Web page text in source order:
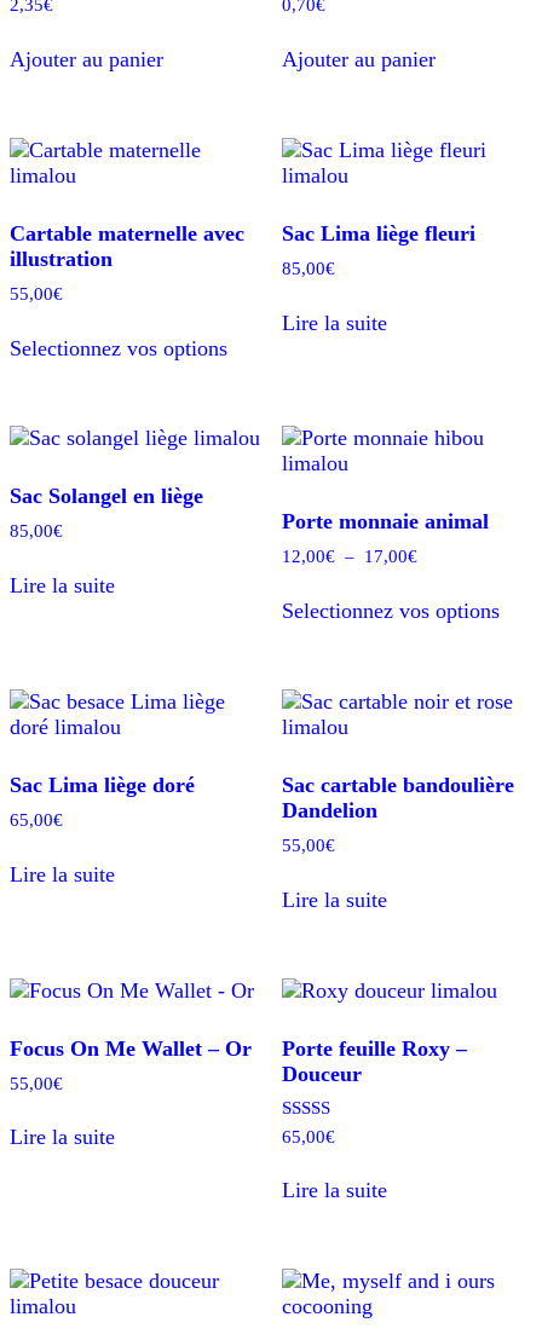
2,35€
Ajouter au panier
0,70€
Ajouter au panier
Cartable maternelle avec
illustration
55,00€
Selectionnez vos optionsproduit
variations.
Les
options
choisies
Sac Lima liège fleuri
85,00€
Lire la suite
Sac Solangel en liège
85,00€
Lire la suite
Porte monnaie animal
12,00€ – 17,00€Plage
12,00€
Selectionnez vos options
Les
être
Sac Lima liège doré
65,00€
Lire la suite
Sac cartable bandoulière
Dandelion
55,00€
Lire la suite
Focus On Me Wallet – Or
55,00€
Lire la suite
Porte feuille Roxy –
Douceur
Note
65,00€
Lire la suite